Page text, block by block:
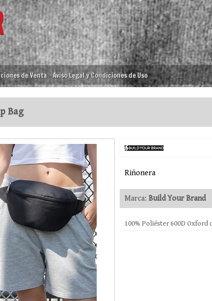
de Venta Aviso Legal y Condiciones de Uso
Bag
Riñonera
Marca: Build Your Brand
100% Poliéster 600D Oxford